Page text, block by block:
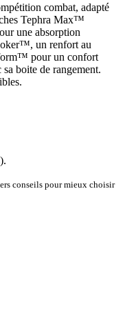
combat, adapté
Tephra Max™
une absorption
un renfort au
pour un confort
boite de rangement.
conseils pour mieux choisir